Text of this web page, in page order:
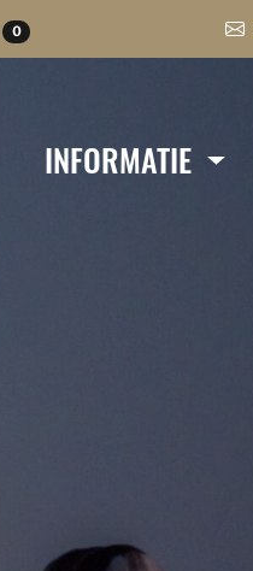
0
INFORMATIE